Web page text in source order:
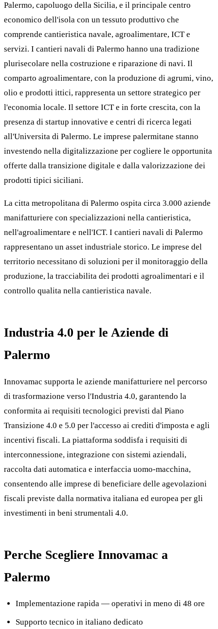
Palermo, capoluogo della Sicilia, e il principale centro
economico dell'isola con un tessuto produttivo che
comprende cantieristica navale, agroalimentare, ICT e
servizi. I cantieri navali di Palermo hanno una tradizione
plurisecolare nella costruzione e riparazione di navi. Il
comparto agroalimentare, con la produzione di agrumi, vino,
olio e prodotti ittici, rappresenta un settore strategico per
l'economia locale. Il settore ICT e in forte crescita, con la
presenza di startup innovative e centri di ricerca legati
all'Universita di Palermo. Le imprese palermitane stanno
investendo nella digitalizzazione per cogliere le opportunita
offerte dalla transizione digitale e dalla valorizzazione dei
prodotti tipici siciliani.
La citta metropolitana di Palermo ospita circa 3.000 aziende
manifatturiere con specializzazioni nella cantieristica,
nell'agroalimentare e nell'ICT. I cantieri navali di Palermo
rappresentano un asset industriale storico. Le imprese del
territorio necessitano di soluzioni per il monitoraggio della
produzione, la tracciabilita dei prodotti agroalimentari e il
controllo qualita nella cantieristica navale.
Industria 4.0 per le Aziende di
Palermo
Innovamac supporta le aziende manifatturiere nel percorso
di trasformazione verso l'Industria 4.0, garantendo la
conformita ai requisiti tecnologici previsti dal Piano
Transizione 4.0 e 5.0 per l'accesso ai crediti d'imposta e agli
incentivi fiscali. La piattaforma soddisfa i requisiti di
interconnessione, integrazione con sistemi aziendali,
raccolta dati automatica e interfaccia uomo-macchina,
consentendo alle imprese di beneficiare delle agevolazioni
fiscali previste dalla normativa italiana ed europea per gli
investimenti in beni strumentali 4.0.
Perche Scegliere Innovamac a
Palermo
Implementazione rapida — operativi in meno di 48 ore
Supporto tecnico in italiano dedicato